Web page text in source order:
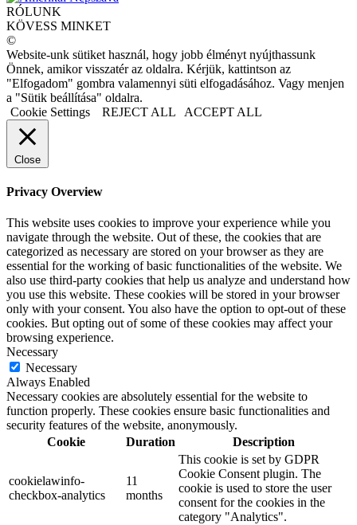
RÓLUNK
KÖVESS MINKET
©
Website-unk sütiket használ, hogy jobb élményt nyújthassunk
Önnek, amikor visszatér az oldalra. Kérjük, kattintson az
"Elfogadom" gombra valamennyi süti elfogadásához. Vagy menjen
a "Sütik beállítása" oldalra.
Cookie Settings
REJECT ALL ACCEPT ALL
Close
Privacy Overview
This website uses cookies to improve your experience while you
navigate through the website. Out of these, the cookies that are
categorized as necessary are stored on your browser as they are
essential for the working of basic functionalities of the website. We
also use third-party cookies that help us analyze and understand how
you use this website. These cookies will be stored in your browser
only with your consent. You also have the option to opt-out of these
cookies. But opting out of some of these cookies may affect your
browsing experience.
Necessary
Necessary
Always Enabled
Necessary cookies are absolutely essential for the website to
function properly. These cookies ensure basic functionalities and
security features of the website, anonymously.
Cookie
Duration Description
cookielawinfo-
checkbox-analytics
11
months
This cookie is set by GDPR
Cookie Consent plugin. The
cookie is used to store the user
consent for the cookies in the
category "Analytics".